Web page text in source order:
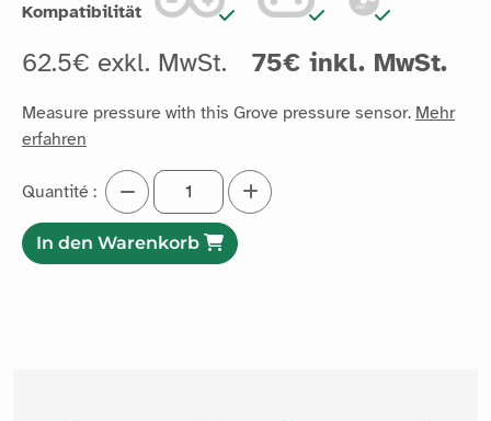
Kompatibilität
62.5€ exkl. MwSt. 75€ inkl. MwSt.
Measure pressure with this Grove pressure sensor. Mehr
erfahren
Quantité :
In den Warenkorb